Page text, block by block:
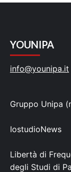
YOUNIPA
info@younipa.it
Gruppo Unipa
IostudioNews
Libertà di
degli Studi di